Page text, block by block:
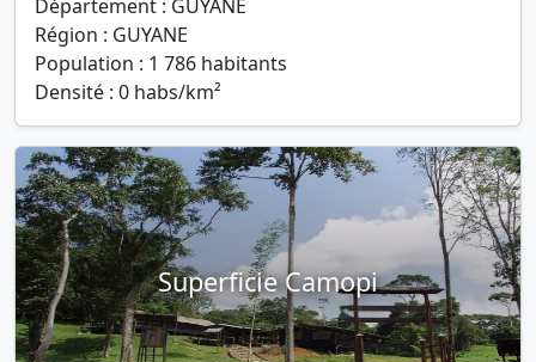
Département : GUYANE
Région : GUYANE
Population : 1 786 habitants
Densité : 0 habs/km²
Superficie Camopi